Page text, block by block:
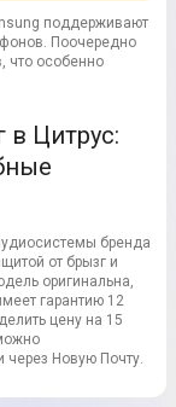
поддерживают
Поочередно
что особенно
в Цитрус:
бренда
от брызг и
оригинальна,
гарантию 12
цену на 15
через Новую Почту.